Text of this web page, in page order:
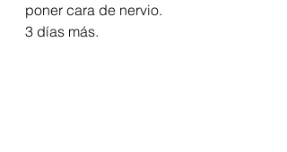
poner cara de nervio.
3 días más.